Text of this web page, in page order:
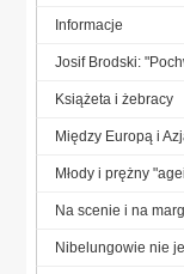
Informacje
Josif Brodski:
Książeta i żebracy
Między Europą i
Młody i prężny
Na scenie i na
Nibelungowie nie